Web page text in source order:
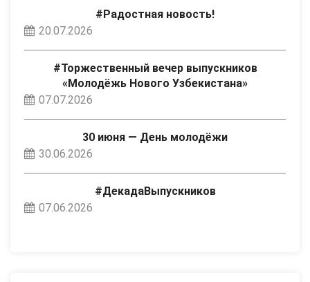
#Радостная новость!
20.07.2026
#Торжественный вечер выпускников
«Молодёжь Нового Узбекистана»
07.07.2026
30 июня — День молодёжи
30.06.2026
#ДекадаВыпускников
07.06.2026